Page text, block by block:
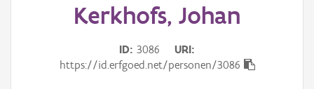
Kerkhofs, Johan
ID 3086
URI
https://id.erfgoed.net/personen/3086